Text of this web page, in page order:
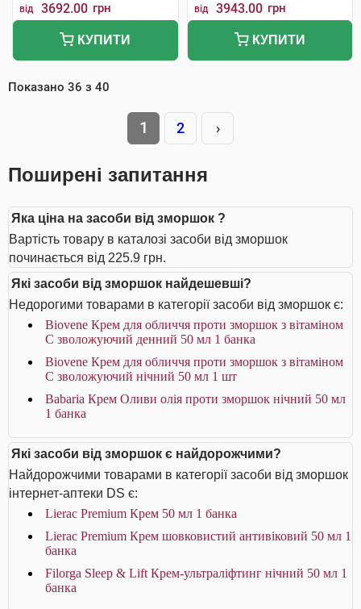
від 3692.00 грн
КУПИТИ
від 3943.00 грн
КУПИТИ
Показано 36 з 40
1 2 ›
Поширені запитання
Яка ціна на засоби від зморшок ?
Вартість товару в каталозі засоби від зморшок
починається від 225.9 грн.
Які засоби від зморшок найдешевші?
Недорогими товарами в категорії засоби від зморшок є:
Biovene Крем для обличчя проти зморшок з вітаміном
С зволожуючий денний 50 мл 1 банка
Biovene Крем для обличчя проти зморшок з вітаміном
С зволожуючий нічний 50 мл 1 шт
Babaria Крем Оливи олія проти зморшок нічний 50 мл
1 банка
Які засоби від зморшок є найдорожчими?
Найдорожчими товарами в категорії засоби від зморшок
інтернет-аптеки DS є:
Lierac Premium Крем 50 мл 1 банка
Lierac Premium Крем шовковистий антивіковий 50 мл 1
банка
Filorga Sleep & Lift Крем-ультраліфтинг нічний 50 мл 1
банка